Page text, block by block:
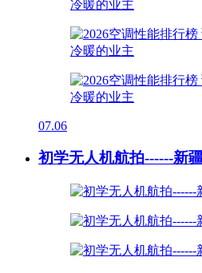
07.06
初学无人机航拍------新